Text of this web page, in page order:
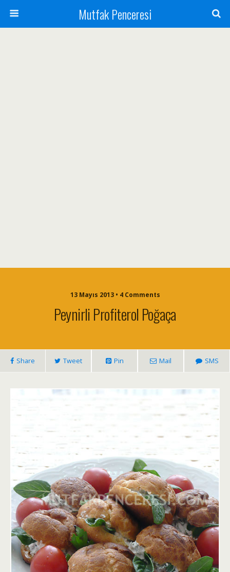
Mutfak Penceresi
13 Mayıs 2013 • 4 Comments
Peynirli Profiterol Poğaça
Share Tweet Pin Mail SMS